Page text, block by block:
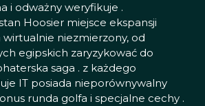
i odważny weryfikuje .
Hoosier miejsce ekspansji
niezmierzony, od
egipskich zaryzykować do
saga . z każdego
IT posiada nieporównywalny
runda golfa i specjalne cechy .